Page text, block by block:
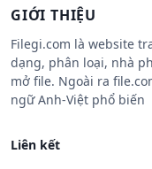
GIỚI THIỆU
Filegi.com là website
dạng, phân loại, nhà
mở file. Ngoài ra
ngữ Anh-Việt phổ biến
Liên kết